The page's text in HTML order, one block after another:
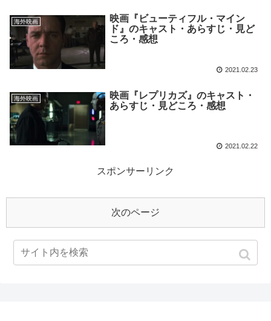
海外映画
映画『ビューティフル・マイン
ド』のキャスト・あらすじ・見ど
ころ・感想
2021.02.23
海外映画
映画『レプリカズ』のキャスト・
あらすじ・見どころ・感想
2021.02.22
スポンサーリンク
次のページ
1